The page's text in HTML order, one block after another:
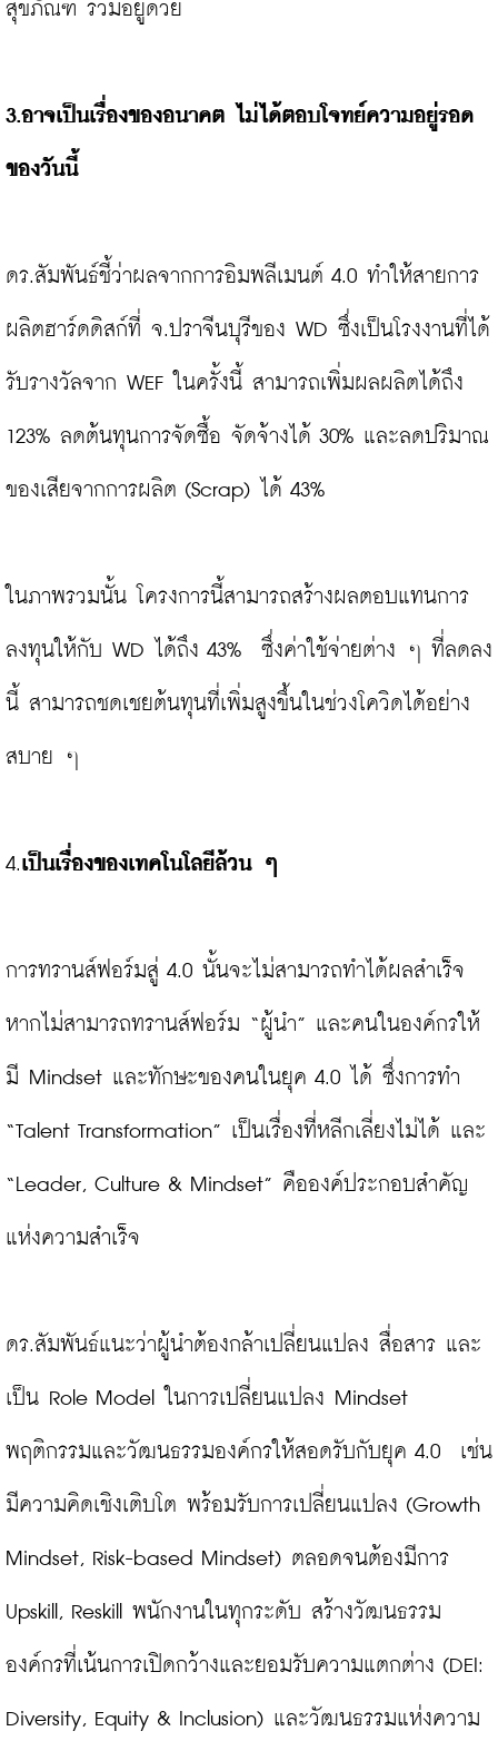
สุขภัณฑ์ รวมอยู่ด้วย
3.อาจเป็นเรื่องของอนาคต ไม่ได้ตอบโจทย์ความอยู่รอด
ของวันนี้
ดร.สัมพันธ์ชี้ว่าผลจากการอิมพลีเมนต์ 4.0 ทำให้สายการ
ผลิตฮาร์ดดิสก์ที่ จ.ปราจีนบุรีของ WD ซึ่งเป็นโรงงานที่ได้
รับรางวัลจาก WEF ในครั้งนี้ สามารถเพิ่มผลผลิตได้ถึง
123% ลดต้นทุนการจัดซื้อ จัดจ้างได้ 30% และลดปริมาณ
ของเสียจากการผลิต (Scrap) ได้ 43%
ในภาพรวมนั้น โครงการนี้สามารถสร้างผลตอบแทนการ
ลงทุนให้กับ WD ได้ถึง 43%  ซึ่งค่าใช้จ่ายต่าง ๆ ที่ลดลง
นี้ สามารถชดเชยต้นทุนที่เพิ่มสูงขึ้นในช่วงโควิดได้อย่าง
สบาย ๆ
4.เป็นเรื่องของเทคโนโลยีล้วน ๆ
การทรานส์ฟอร์มสู่ 4.0 นั้นจะไม่สามารถทำได้ผลสำเร็จ
หากไม่สามารถทรานส์ฟอร์ม “ผู้นำ” และคนในองค์กรให้
มี Mindset และทักษะของคนในยุค 4.0 ได้ ซึ่งการทำ
“Talent Transformation” เป็นเรื่องที่หลีกเลี่ยงไม่ได้ และ
“Leader, Culture & Mindset” คือองค์ประกอบสำคัญ
แห่งความสำเร็จ
ดร.สัมพันธ์แนะว่าผู้นำต้องกล้าเปลี่ยนแปลง สื่อสาร และ
เป็น Role Model ในการเปลี่ยนแปลง Mindset
พฤติกรรมและวัฒนธรรมองค์กรให้สอดรับกับยุค 4.0  เช่น
มีความคิดเชิงเติบโต พร้อมรับการเปลี่ยนแปลง (Growth
Mindset, Risk-based Mindset) ตลอดจนต้องมีการ
Upskill, Reskill พนักงานในทุกระดับ สร้างวัฒนธรรม
องค์กรที่เน้นการเปิดกว้างและยอมรับความแตกต่าง (DEI:
Diversity, Equity & Inclusion) และวัฒนธรรมแห่งความ